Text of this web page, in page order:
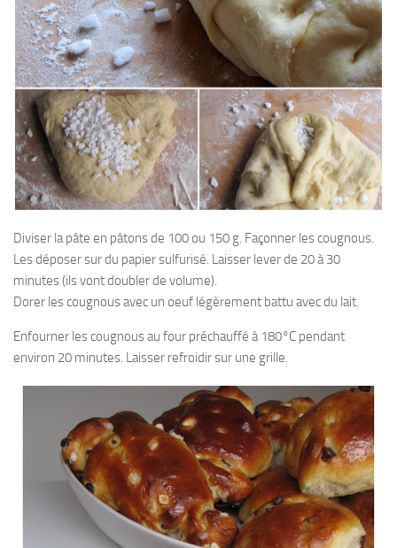
Diviser la pâte en pâtons de 100 ou 150 g. Façonner les cougnous.
Les déposer sur du papier sulfurisé. Laisser lever de 20 à 30
minutes (ils vont doubler de volume).
Dorer les cougnous avec un oeuf légèrement battu avec du lait.
Enfourner les cougnous au four préchauffé à 180°C pendant
environ 20 minutes. Laisser refroidir sur une grille.